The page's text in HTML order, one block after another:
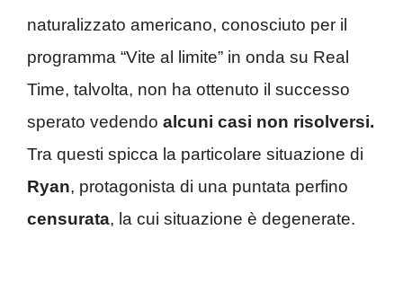
naturalizzato americano, conosciuto per il
programma “Vite al limite” in onda su Real
Time, talvolta, non ha ottenuto il successo
sperato vedendo alcuni casi non risolversi.
Tra questi spicca la particolare situazione di
Ryan, protagonista di una puntata perfino
censurata, la cui situazione è degenerate.